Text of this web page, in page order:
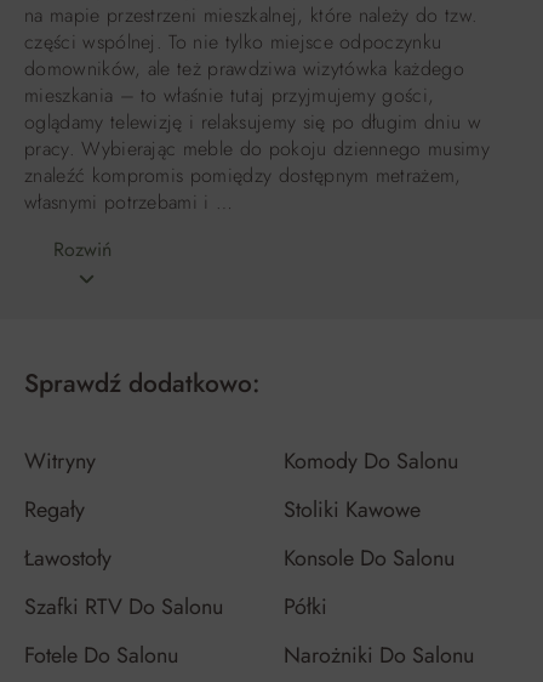
na mapie przestrzeni mieszkalnej, które należy do tzw.
części wspólnej. To nie tylko miejsce odpoczynku
domowników, ale też prawdziwa wizytówka każdego
mieszkania – to właśnie tutaj przyjmujemy gości,
oglądamy telewizję i relaksujemy się po długim dniu w
pracy. Wybierając meble do pokoju dziennego musimy
znaleźć kompromis pomiędzy dostępnym metrażem,
własnymi potrzebami i …
Rozwiń
Sprawdź dodatkowo:
Witryny
Komody Do Salonu
Regały
Stoliki Kawowe
Ławostoły
Konsole Do Salonu
Szafki RTV Do Salonu
Półki
Fotele Do Salonu
Narożniki Do Salonu